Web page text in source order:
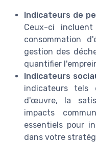
Indicateurs de
Ceux-ci
consommation
gestion des
quantifier
Indicateurs
indicateurs
d'œuvre, la
impacts
essentiels pour
dans votre